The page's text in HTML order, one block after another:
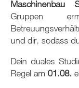
Maschinenbau
Gruppen
und dir, sodass
Dein duales
Regel am01.08.